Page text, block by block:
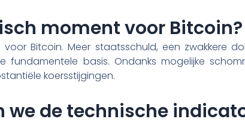
moment voor Bitcoin?
voor Bitcoin. Meer staatsschuld, een zwakkere
fundamentele basis. Ondanks mogelijke
koersstijgingen.
we de technische